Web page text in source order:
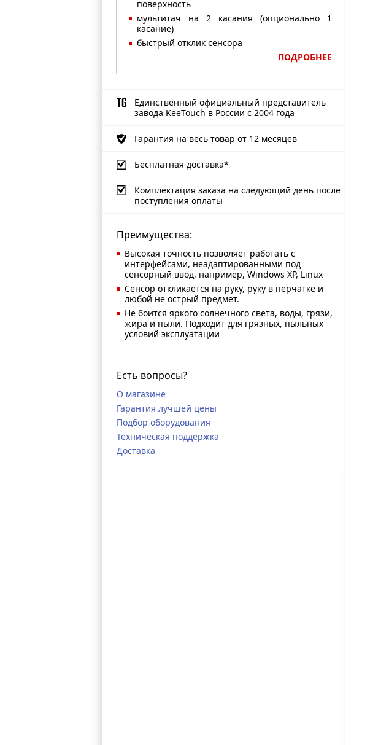
поверхность
мультитач на 2 касания (опционально 1
касание)
быстрый отклик сенсора
ПОДРОБНЕЕ
Единственный официальный представитель
завода KeeTouch в России с 2004 года
Гарантия на весь товар от 12 месяцев
Бесплатная доставка*
Комплектация заказа на следующий день после
поступления оплаты
Преимущества:
Высокая точность позволяет работать с
интерфейсами, неадаптированными под
сенсорный ввод, например, Windows XP, Linux
Сенсор откликается на руку, руку в перчатке и
любой не острый предмет.
Не боится яркого солнечного света, воды, грязи,
жира и пыли. Подходит для грязных, пыльных
условий эксплуатации
Есть вопросы?
О магазине
Гарантия лучшей цены
Подбор оборудования
Техническая поддержка
Доставка